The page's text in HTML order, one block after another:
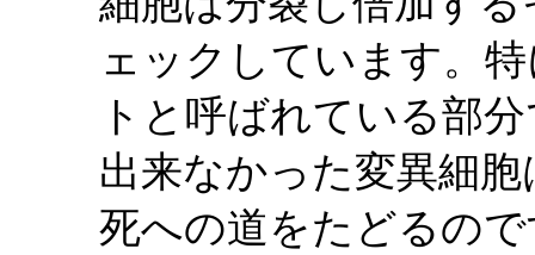
ェックしています。
トと呼ばれている部
出来なかった変異細
死への道をたどるの